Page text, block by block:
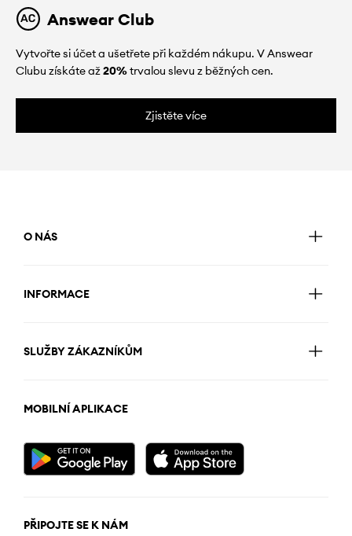
Answear Club
Vytvořte si účet a ušetřete při každém nákupu. V Answear
Clubu získáte až20%trvalou slevu z běžných cen.
Zjistěte více
O NÁS
INFORMACE
SLUŽBY ZÁKAZNÍKŮM
MOBILNÍ APLIKACE
PŘIPOJTE SE K NÁM